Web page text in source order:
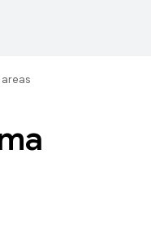
areas